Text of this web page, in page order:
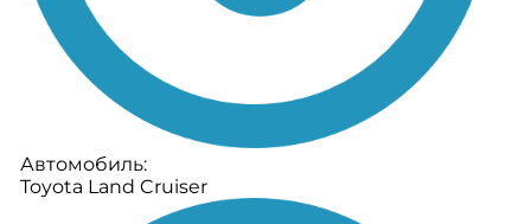
Автомобиль:
Toyota Land Cruiser